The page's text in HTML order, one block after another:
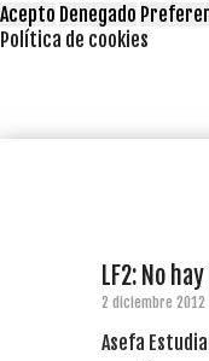
Acepto Denegado
Política de cookies
LF2: No
2 diciembre 2012
Asefa